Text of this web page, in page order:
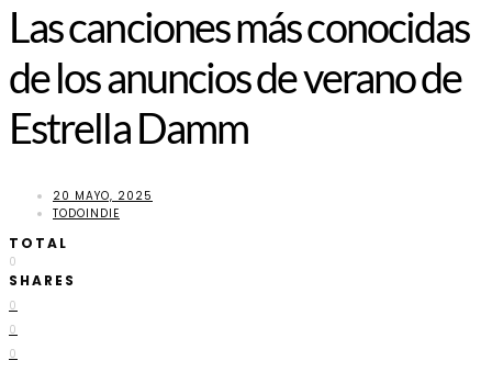
Las canciones más conocidas
de los anuncios de verano de
Estrella Damm
20 MAYO, 2025
TODOINDIE
TOTAL
0
SHARES
0
0
0